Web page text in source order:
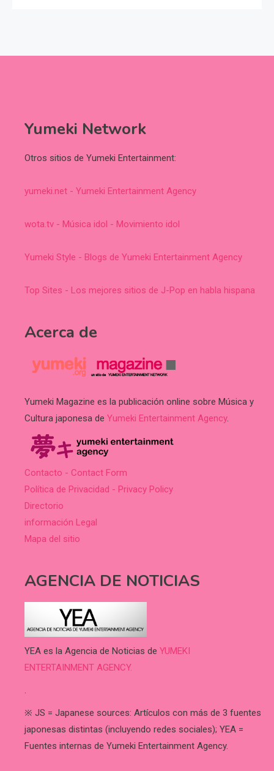
Yumeki Network
Otros sitios de Yumeki Entertainment:
yumeki.net - Yumeki Entertainment Agency
wota.tv - Música idol - Movimiento idol
Yumeki Style - Blogs de Yumeki Entertainment Agency
Top Sites - Los mejores sitios de J-Pop en habla hispana
Acerca de
Yumeki Magazine es la publicación online sobre Música y
Cultura japonesa de Yumeki Entertainment Agency.
Contacto - Contact Form
Política de Privacidad - Privacy Policy
Directorio
información Legal
Mapa del sitio
AGENCIA DE NOTICIAS
YEA es la Agencia de Noticias de YUMEKI
ENTERTAINMENT AGENCY.
.
※ JS = Japanese sources: Artículos con más de 3 fuentes
japonesas distintas (incluyendo redes sociales); YEA =
Fuentes internas de Yumeki Entertainment Agency.